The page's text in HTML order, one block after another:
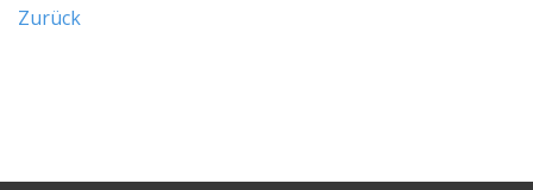
Zurück